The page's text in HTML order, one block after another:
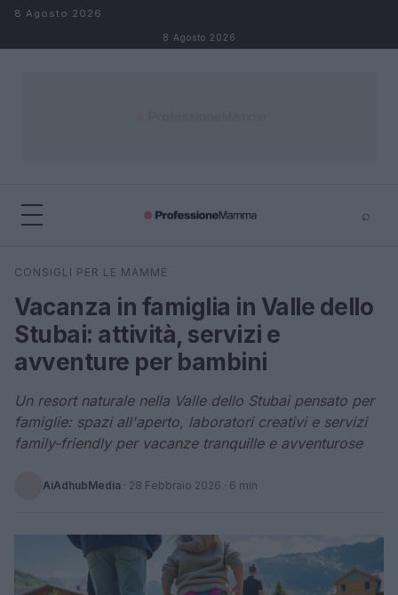
Salta al contenuto
8 Agosto 2026
8 Agosto 2026
⌕
Cerca
CONSIGLI PER LE MAMME
Vacanza in famiglia in Valle dello
Stubai: attività, servizi e
avventure per bambini
Un resort naturale nella Valle dello Stubai pensato per
famiglie: spazi all'aperto, laboratori creativi e servizi
family-friendly per vacanze tranquille e avventurose
AiAdhubMedia · 28 Febbraio 2026 · 6 min